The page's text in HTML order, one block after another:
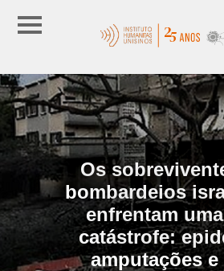
Os
bombardeios
enfrentam
catástrofe:
amputações e